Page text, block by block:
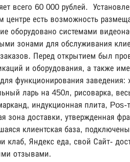
всего 60 000 рублей.
центре есть возможность
оборудовано системами
зонами для обслуживания
Перед открытием был
и оборудования, а также
для функционирования заведения:
ларь на 450л, рисоварка,
индукционная плита,
зона доставки, утвержденная
клиентская база,
клаб, Яндекс еда, свой Сайт-
отзывами.